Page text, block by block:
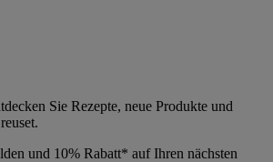
Sie Rezepte, neue Produkte und
und 10% Rabatt* auf Ihren nächsten